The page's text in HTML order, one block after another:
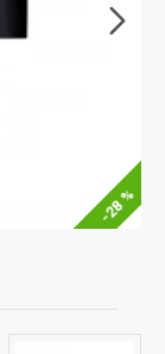
-28 %